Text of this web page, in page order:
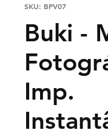
SKU: BPV07
Buki -
Imp.